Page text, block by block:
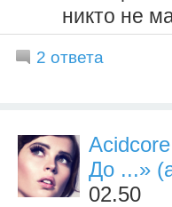
никто не
2 ответа
Acidcore
До ...»
02.50